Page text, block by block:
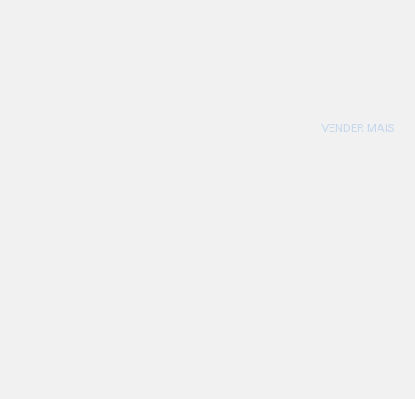
VENDER MAIS